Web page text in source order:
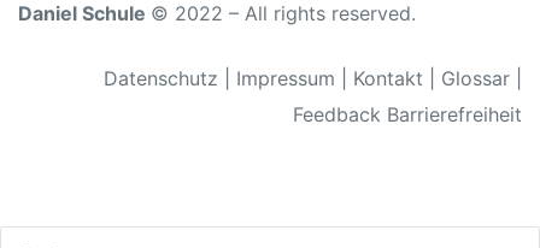
Daniel Schule © 2022 – All rights reserved.
Datenschutz Impressum Kontakt Glossar
Feedback Barrierefreiheit